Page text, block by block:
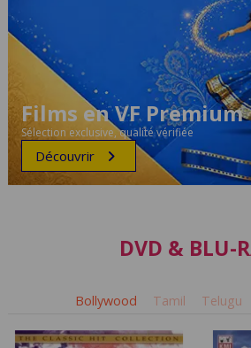
Films en VF Premium
Sélection exclusive, qualité vérifiée
Découvrir
DVD & BLU-
Bollywood Tamil Telugu